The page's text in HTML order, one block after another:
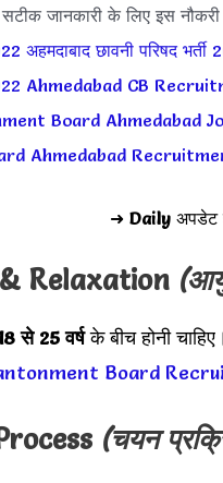
जानकारी के लिए इस
अहमदाबाद छावनी परिषद भर्ती
Ahmedabad CB
Board Ahmedabad
Ahmedabad
➜ Daily
Relaxation
से 25 वर्षके बीच होनी
Board
(चयन